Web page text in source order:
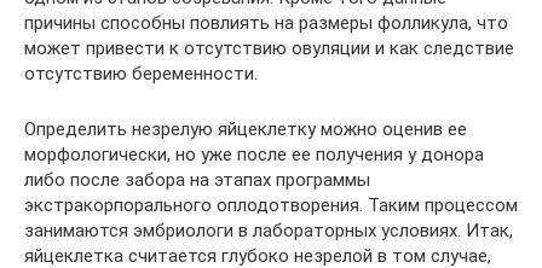
причины способны повлиять на размеры фолликула, что
может привести к отсутствию овуляции и как следствие
отсутствию беременности.
Определить незрелую яйцеклетку можно оценив ее
морфологически, но уже после ее получения у донора
либо после забора на этапах программы
экстракорпорального оплодотворения. Таким процессом
занимаются эмбриологи в лабораторных условиях. Итак,
яйцеклетка считается глубоко незрелой в том случае,